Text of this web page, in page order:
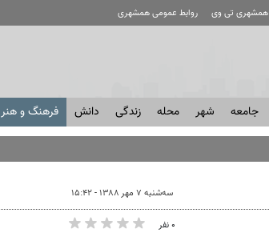
همشهری تی وی روابط عمومی همشهری
جامعه شهر محله زندگی دانش فرهنگ و هنر
سه‌شنبه ۷ مهر ۱۳۸۸ - ۱۵:۴۲
۰ نفر